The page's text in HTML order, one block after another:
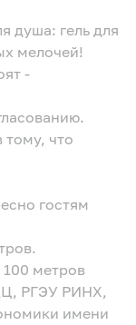
душа: гель для
мелочей!
-
тому, что
гостям
метров
РГЭУ РИНХ,
имени